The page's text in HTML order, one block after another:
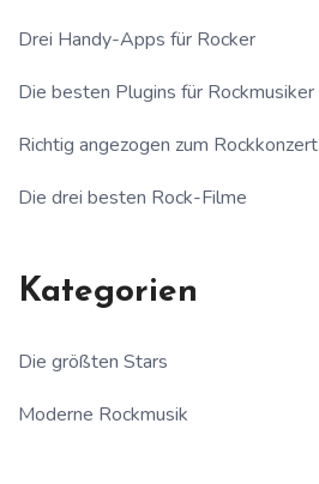
Drei Handy-Apps für Rocker
Die besten Plugins für Rockmusiker
Richtig angezogen zum Rockkonzert
Die drei besten Rock-Filme
Kategorien
Die größten Stars
Moderne Rockmusik